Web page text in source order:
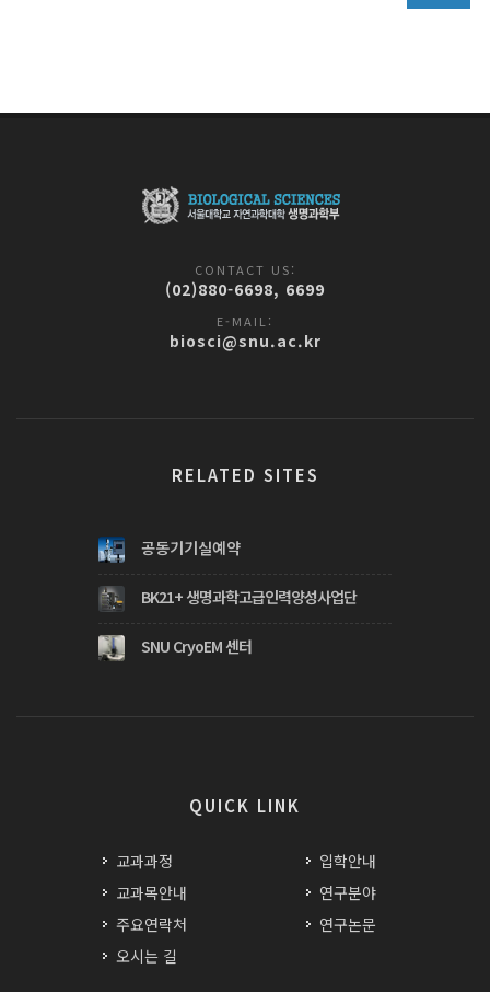
CONTACT US:
(02)880-6698, 6699
E-MAIL:
biosci@snu.ac.kr
RELATED SITES
공동기기실예약
BK21+ 생명과학고급인력양성사업단
SNU CryoEM 센터
QUICK LINK
교과과정
교과목안내
주요연락처
오시는 길
입학안내
연구분야
연구논문